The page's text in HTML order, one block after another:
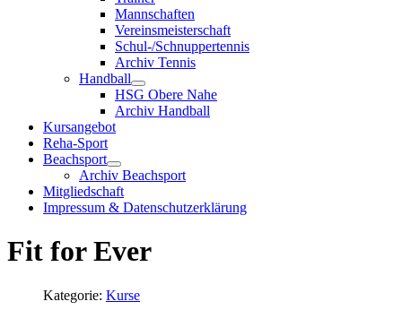
Mannschaften
Vereinsmeisterschaft
Schul-/Schnuppertennis
Archiv Tennis
Handball
HSG Obere Nahe
Archiv Handball
Kursangebot
Reha-Sport
Beachsport
Archiv Beachsport
Mitgliedschaft
Impressum & Datenschutzerklärung
Fit for Ever
Kategorie: Kurse